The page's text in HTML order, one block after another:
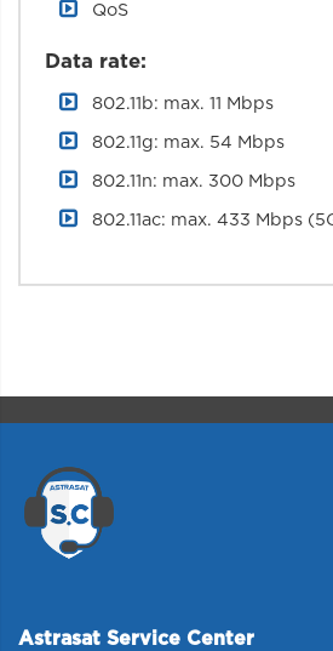
QoS
Data rate:
802.11b: max. 11 Mbps
802.11g: max. 54 Mbps
802.11n: max. 300 Mbps
802.11ac: max. 433 Mbps
Astrasat Service Center